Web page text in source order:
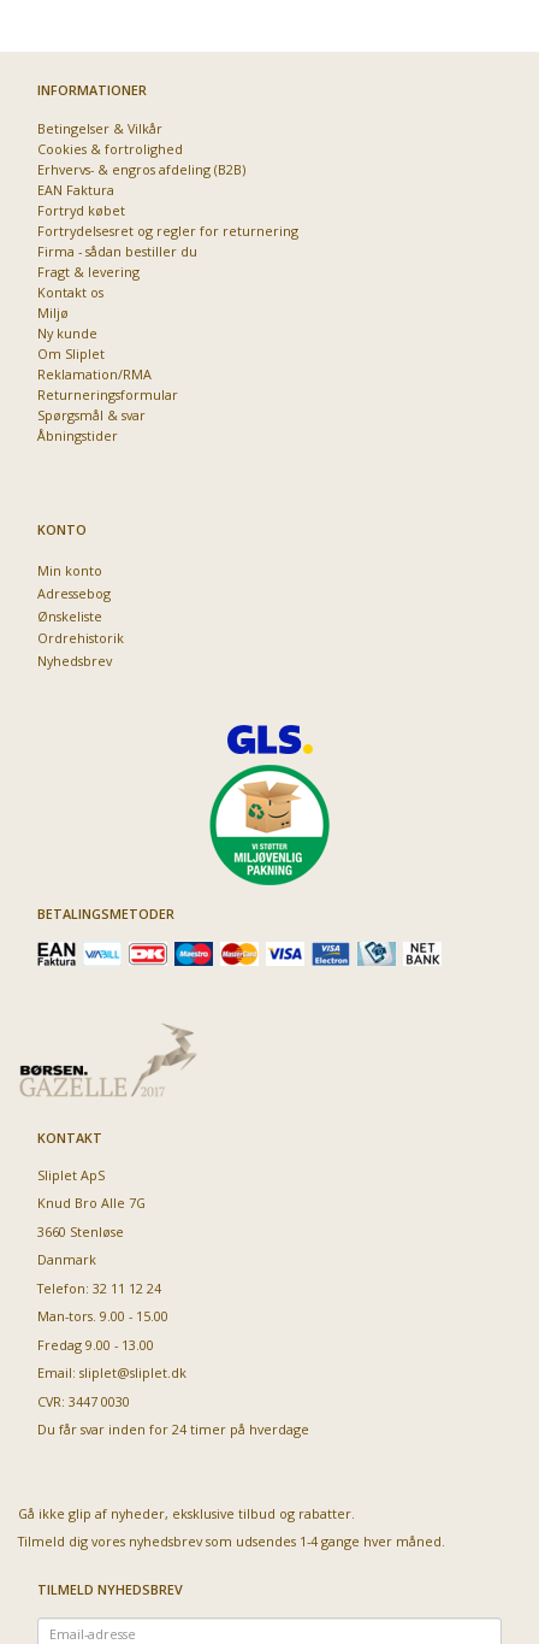
INFORMATIONER
Betingelser & Vilkår
Cookies & fortrolighed
Erhvervs- & engros afdeling (B2B)
EAN Faktura
Fortryd købet
Fortrydelsesret og regler for returnering
Firma - sådan bestiller du
Fragt & levering
Kontakt os
Miljø
Ny kunde
Om Sliplet
Reklamation/RMA
Returneringsformular
Spørgsmål & svar
Åbningstider
KONTO
Min konto
Adressebog
Ønskeliste
Ordrehistorik
Nyhedsbrev
BETALINGSMETODER
KONTAKT
Sliplet ApS
Knud Bro Alle 7G
3660 Stenløse
Danmark
Telefon: 32 11 12 24
Man-tors. 9.00 - 15.00
Fredag 9.00 - 13.00
Email: sliplet@sliplet.dk
CVR: 3447 0030
Du får svar inden for 24 timer på hverdage
Gå ikke glip af nyheder, eksklusive tilbud og rabatter.
Tilmeld dig vores nyhedsbrev som udsendes 1-4 gange hver måned.
TILMELD NYHEDSBREV
Email-